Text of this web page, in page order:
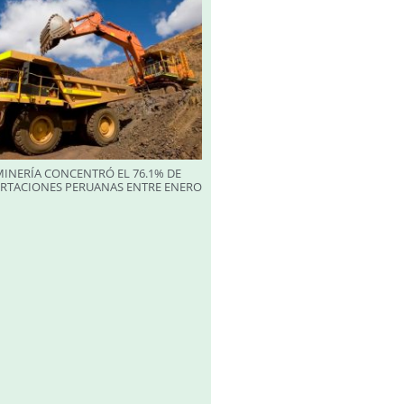
CONCENTRÓ EL 76.1% DE
PERUANAS ENTRE ENERO